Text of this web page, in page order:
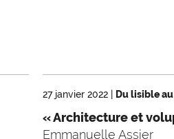
27 janvier 2022 Du lisible
« Architecture et
Emmanuelle Assier